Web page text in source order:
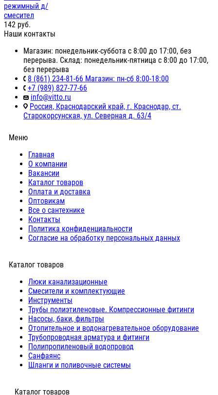
режимный д/
смесител
142 руб.
Наши контакты
Магазин: понедельник-суббота с 8:00 до 17:00, без
перерыва. Склад: понедельник-пятница с 8:00 до 17:00,
без перерыва
8 (861) 234-81-66 Магазин: пн-сб 8:00-18:00
+7 (989) 827-77-66
info@vitto.ru
Россия, Краснодарский край, г. Краснодар, ст.
Старокорсунская, ул. Северная д. 63/4
Меню
Главная
О компании
Вакансии
Каталог товаров
Оплата и доставка
Оптовикам
Все о сантехнике
Контакты
Политика конфиденциальности
Согласие на обработку персональных данных
Каталог товаров
Люки канализационные
Cмесители и комплектующие
Инструменты
Трубы полиэтиленовые. Компрессионные фитинги
Насосы, баки, фильтры
Отопительное и водонагревательное оборудование
Трубопроводная арматура и фитинги
Полипропиленовый водопровод
Санфаянс
Шланги и поливочные системы
⠀Каталог товаров